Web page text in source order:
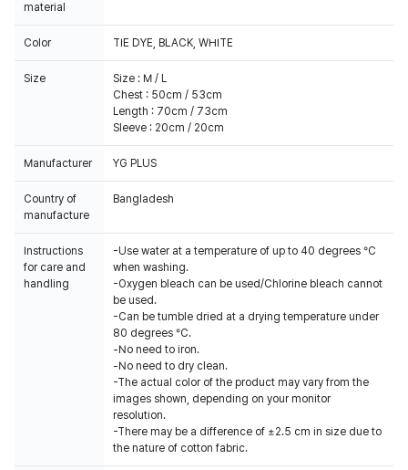
material
Color TIE DYE, BLACK, WHITE
Size
Size : M / L
Chest : 50cm / 53cm
Length : 70cm / 73cm
Sleeve : 20cm / 20cm
Manufacturer YG PLUS
Country of
manufacture
Bangladesh
Instructions
for care and
handling
-Use water at a temperature of up to 40 degrees °C
when washing.
-Oxygen bleach can be used/Chlorine bleach cannot
be used.
-Can be tumble dried at a drying temperature under
80 degrees °C.
-No need to iron.
-No need to dry clean.
-The actual color of the product may vary from the
images shown, depending on your monitor
resolution.
-There may be a difference of ±2.5 cm in size due to
the nature of cotton fabric.